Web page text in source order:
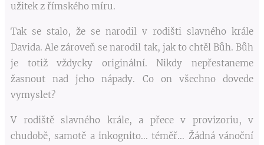
užitek z římského míru.
Tak se stalo, že se narodil v rodišti slavného krále
Davida. Ale zároveň se narodil tak, jak to chtěl Bůh. Bůh
je totiž vždycky originální. Nikdy nepřestaneme
žasnout nad jeho nápady. Co on všechno dovede
vymyslet?
V rodiště slavného krále, a přece v provizoriu, v
chudobě, samotě a inkognito... téměř... Žádná vánoční